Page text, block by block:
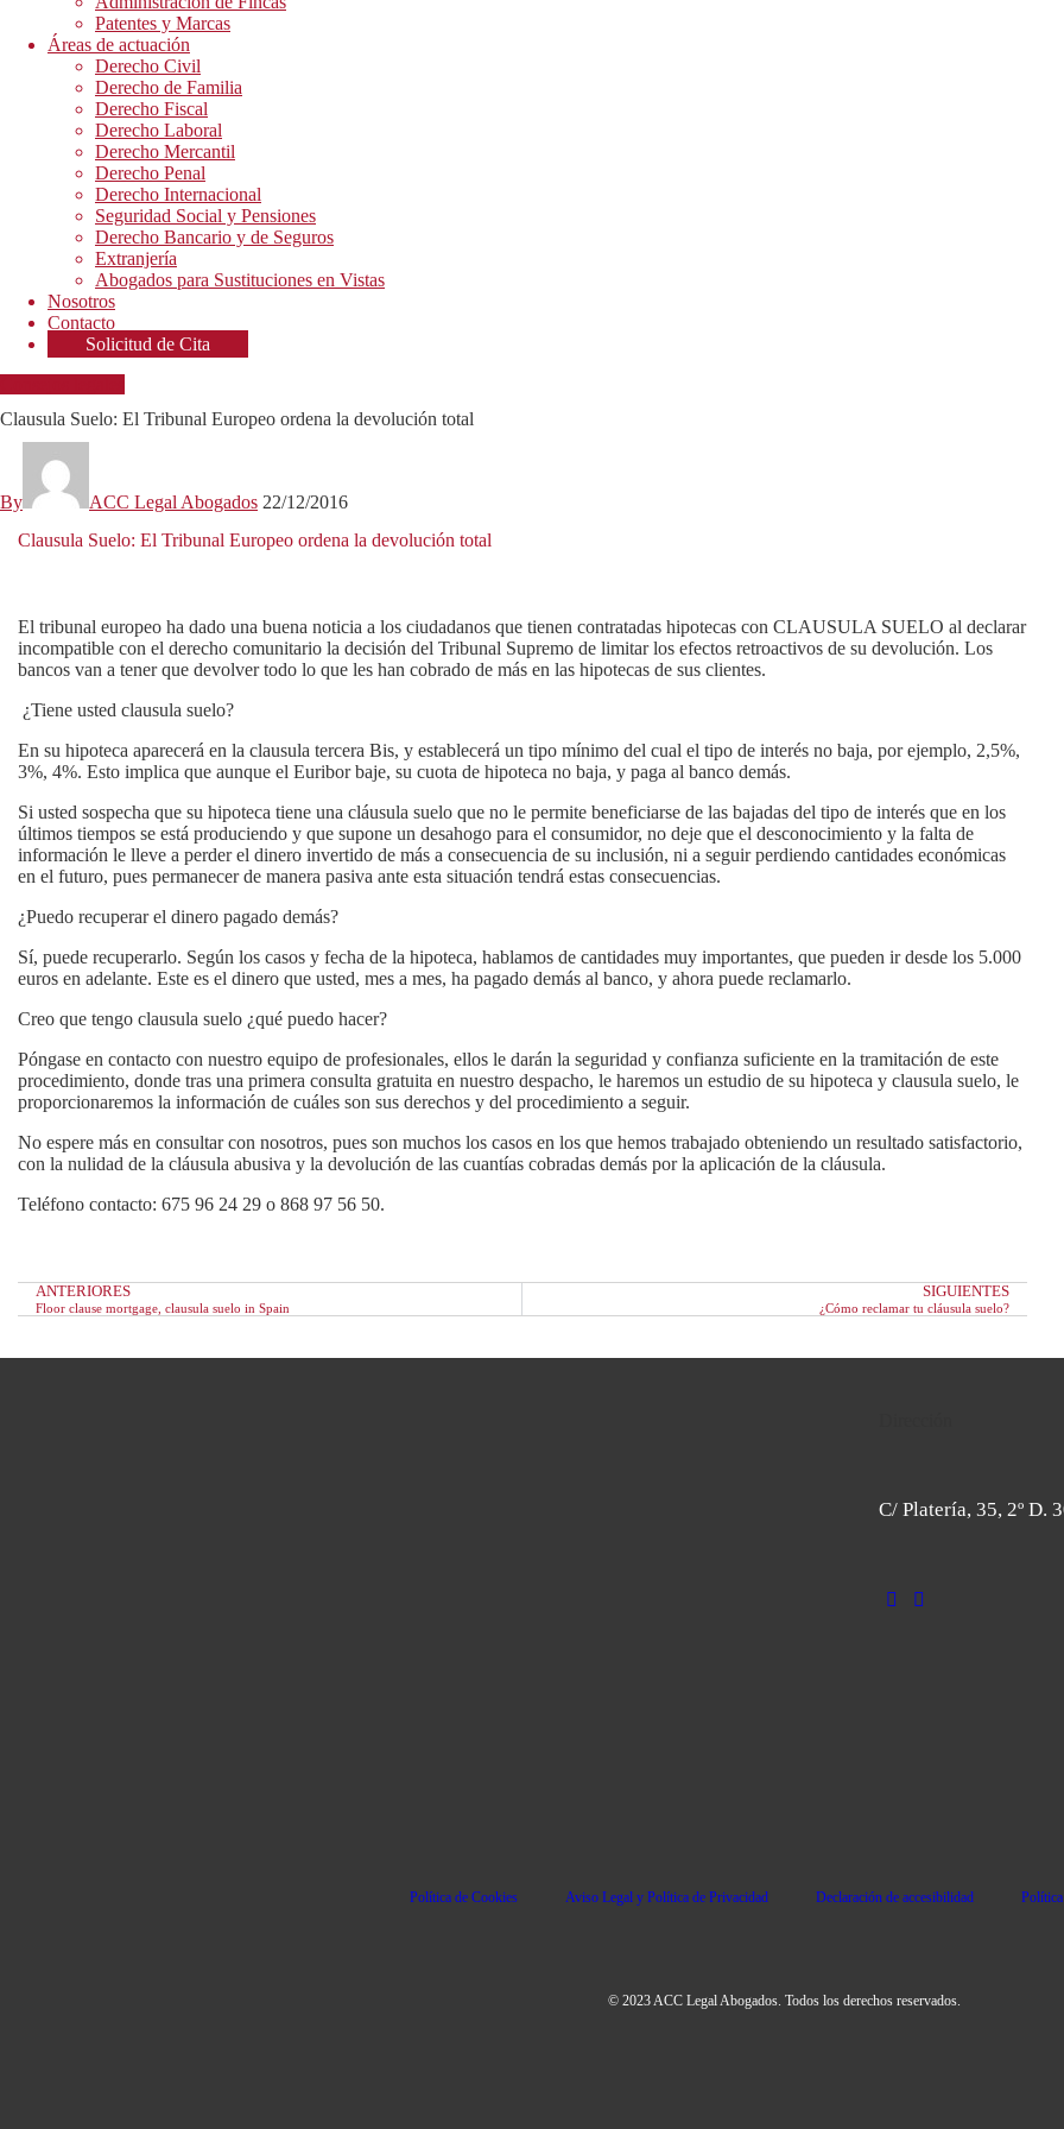
Patentes y Marcas
Áreas de actuación
Derecho Civil
Derecho de Familia
Derecho Fiscal
Derecho Laboral
Derecho Mercantil
Derecho Penal
Derecho Internacional
Seguridad Social y Pensiones
Derecho Bancario y de Seguros
Extranjería
Abogados para Sustituciones en Vistas
Nosotros
Contacto
Solicitud de Cita
Clausula Suelo: El Tribunal Europeo ordena la devolución total
By ACC Legal Abogados 22/12/2016
Clausula Suelo: El Tribunal Europeo ordena la devolución total
El tribunal europeo ha dado una buena noticia a los ciudadanos que tienen contratadas hipotecas con CLAUSULA SUELO al declarar
incompatible con el derecho comunitario la decisión del Tribunal Supremo de limitar los efectos retroactivos de su devolución. Los
bancos van a tener que devolver todo lo que les han cobrado de más en las hipotecas de sus clientes.
¿Tiene usted clausula suelo?
En su hipoteca aparecerá en la clausula tercera Bis, y establecerá un tipo mínimo del cual el tipo de interés no baja, por ejemplo, 2,5%,
3%, 4%. Esto implica que aunque el Euribor baje, su cuota de hipoteca no baja, y paga al banco demás.
Si usted sospecha que su hipoteca tiene una cláusula suelo que no le permite beneficiarse de las bajadas del tipo de interés que en los
últimos tiempos se está produciendo y que supone un desahogo para el consumidor, no deje que el desconocimiento y la falta de
información le lleve a perder el dinero invertido de más a consecuencia de su inclusión, ni a seguir perdiendo cantidades económicas
en el futuro, pues permanecer de manera pasiva ante esta situación tendrá estas consecuencias.
¿Puedo recuperar el dinero pagado demás?
Sí, puede recuperarlo. Según los casos y fecha de la hipoteca, hablamos de cantidades muy importantes, que pueden ir desde los 5.000
euros en adelante. Este es el dinero que usted, mes a mes, ha pagado demás al banco, y ahora puede reclamarlo.
Creo que tengo clausula suelo ¿qué puedo hacer?
Póngase en contacto con nuestro equipo de profesionales, ellos le darán la seguridad y confianza suficiente en la tramitación de este
procedimiento, donde tras una primera consulta gratuita en nuestro despacho, le haremos un estudio de su hipoteca y clausula suelo, le
proporcionaremos la información de cuáles son sus derechos y del procedimiento a seguir.
No espere más en consultar con nosotros, pues son muchos los casos en los que hemos trabajado obteniendo un resultado satisfactorio,
con la nulidad de la cláusula abusiva y la devolución de las cuantías cobradas demás por la aplicación de la cláusula.
Teléfono contacto: 675 96 24 29 o 868 97 56 50.
ANTERIORES
Floor clause mortgage, clausula suelo in Spain
SIGUIENTES
¿Cómo reclamar tu cláusula suelo?
C/ Platería, 35, 2º D.
Política de Cookies Aviso Legal y Política de Privacidad Declaración de accesibilidad
© 2023 ACC Legal Abogados. Todos los derechos reservados.